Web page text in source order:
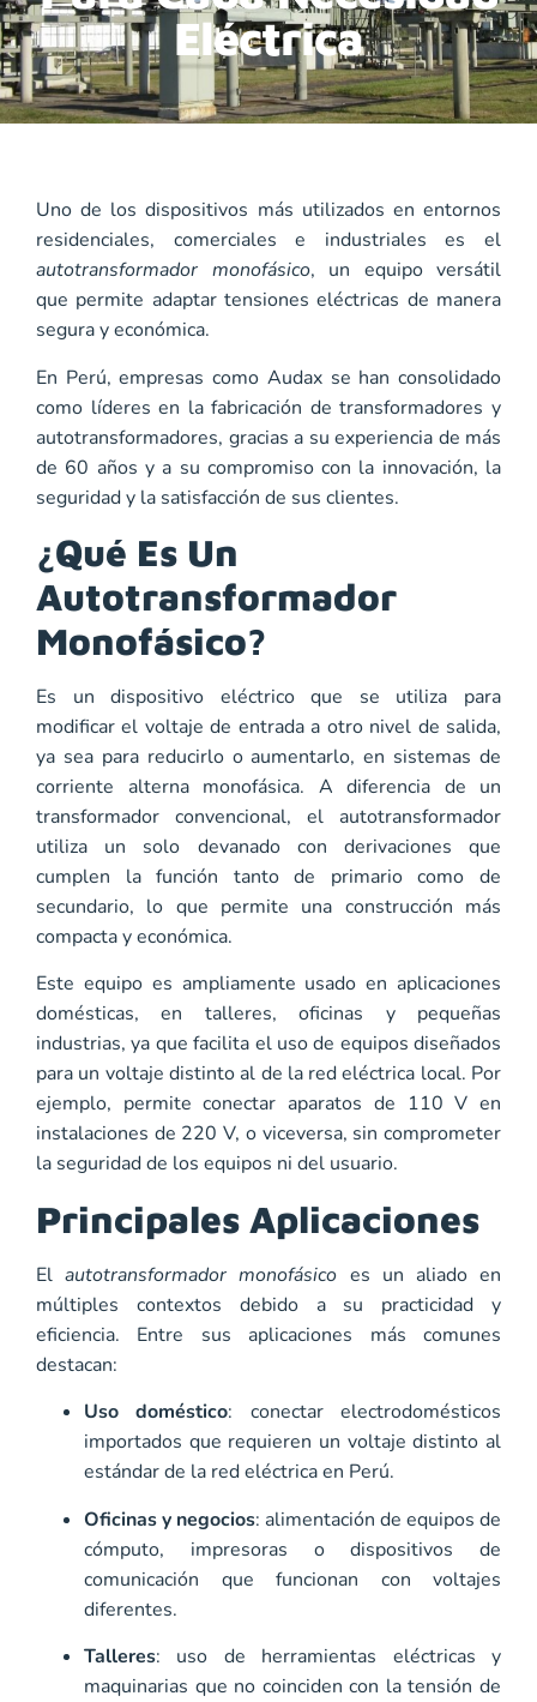
Eléctrica
Uno de los dispositivos más utilizados en entornos
residenciales, comerciales e industriales es el
autotransformador monofásico, un equipo versátil
que permite adaptar tensiones eléctricas de manera
segura y económica.
En Perú, empresas como Audax se han consolidado
como líderes en la fabricación de transformadores y
autotransformadores, gracias a su experiencia de más
de 60 años y a su compromiso con la innovación, la
seguridad y la satisfacción de sus clientes.
¿Qué Es Un
Autotransformador
Monofásico?
Es un dispositivo eléctrico que se utiliza para
modificar el voltaje de entrada a otro nivel de salida,
ya sea para reducirlo o aumentarlo, en sistemas de
corriente alterna monofásica. A diferencia de un
transformador convencional, el autotransformador
utiliza un solo devanado con derivaciones que
cumplen la función tanto de primario como de
secundario, lo que permite una construcción más
compacta y económica.
Este equipo es ampliamente usado en aplicaciones
domésticas, en talleres, oficinas y pequeñas
industrias, ya que facilita el uso de equipos diseñados
para un voltaje distinto al de la red eléctrica local. Por
ejemplo, permite conectar aparatos de 110 V en
instalaciones de 220 V, o viceversa, sin comprometer
la seguridad de los equipos ni del usuario.
Principales Aplicaciones
Elautotransformador monofásico es un aliado en
múltiples contextos debido a su practicidad y
eficiencia. Entre sus aplicaciones más comunes
destacan:
Uso doméstico: conectar electrodomésticos
importados que requieren un voltaje distinto al
estándar de la red eléctrica en Perú.
Oficinas y negocios: alimentación de equipos de
cómputo, impresoras o dispositivos de
comunicación que funcionan con voltajes
diferentes.
Talleres: uso de herramientas eléctricas y
maquinarias que no coinciden con la tensión de